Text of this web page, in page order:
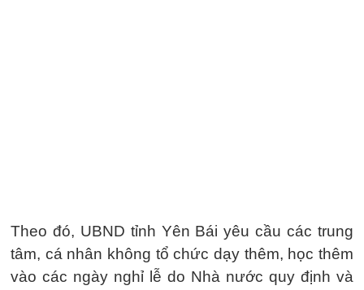
Theo đó, UBND tỉnh Yên Bái yêu cầu các trung
tâm, cá nhân không tổ chức dạy thêm, học thêm
vào các ngày nghỉ lễ do Nhà nước quy định và